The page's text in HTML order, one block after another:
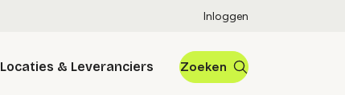
Inloggen
Locaties & Leveranciers Zoeken